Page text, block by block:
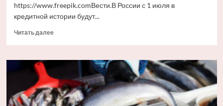
https://www.freepik.comВести.В России с 1 июля в
кредитной истории будут...
Читать далееПрочитать
В
с
1
июля